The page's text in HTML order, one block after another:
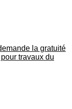
la gratuité
travaux du